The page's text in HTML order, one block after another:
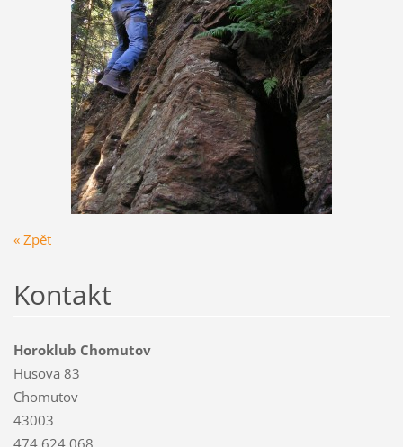
« Zpět
Kontakt
Horoklub Chomutov
Husova 83
Chomutov
43003
474 624 068